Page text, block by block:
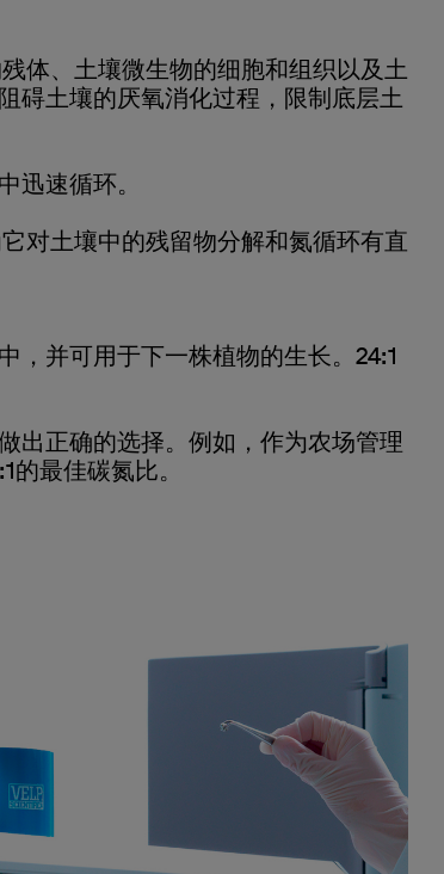
体、土壤微生物的细胞和组织以及土
碍土壤的厌氧消化过程，限制底层土
迅速循环。
对土壤中的残留物分解和氮循环有直
，并可用于下一株植物的生长。24:1
出正确的选择。例如，作为农场管理
最佳碳氮比。